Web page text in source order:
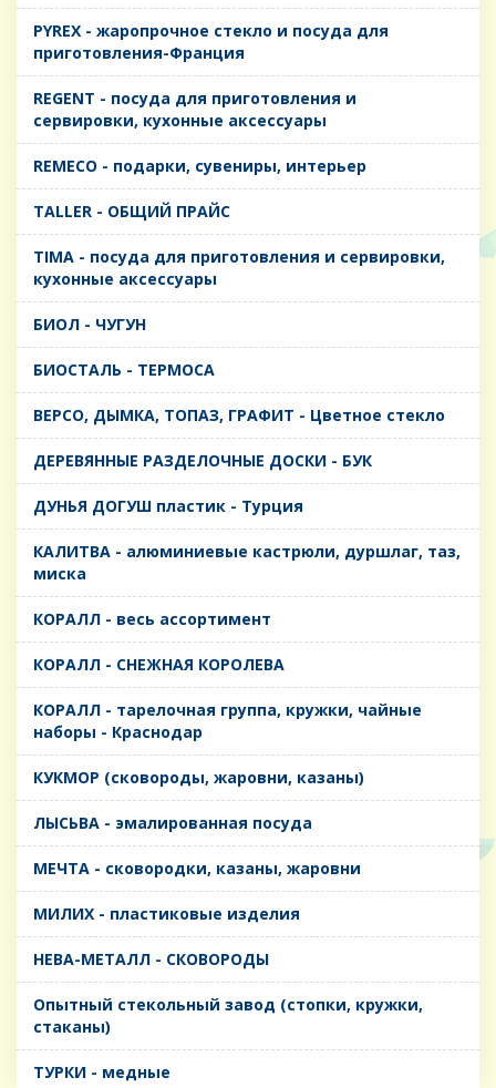
PYREX - жаропрочное стекло и посуда для
приготовления-Франция
REGENT - посуда для приготовления и
сервировки, кухонные аксессуары
REMECO - подарки, сувениры, интерьер
TALLER - ОБЩИЙ ПРАЙС
TIMA - посуда для приготовления и сервировки,
кухонные аксессуары
БИОЛ - ЧУГУН
БИОСТАЛЬ - ТЕРМОСА
ВЕРСО, ДЫМКА, ТОПАЗ, ГРАФИТ - Цветное стекло
ДЕРЕВЯННЫЕ РАЗДЕЛОЧНЫЕ ДОСКИ - БУК
ДУНЬЯ ДОГУШ пластик - Турция
КАЛИТВА - алюминиевые кастрюли, дуршлаг, таз,
миска
КОРАЛЛ - весь ассортимент
КОРАЛЛ - СНЕЖНАЯ КОРОЛЕВА
КОРАЛЛ - тарелочная группа, кружки, чайные
наборы - Краснодар
КУКМОР (сковороды, жаровни, казаны)
ЛЫСЬВА - эмалированная посуда
МЕЧТА - сковородки, казаны, жаровни
МИЛИХ - пластиковые изделия
НЕВА-МЕТАЛЛ - СКОВОРОДЫ
Опытный стекольный завод (стопки, кружки,
стаканы)
ТУРКИ - медные